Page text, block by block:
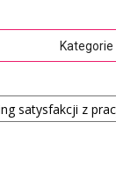
Kategorie